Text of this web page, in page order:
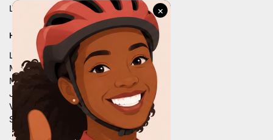
Linkedin
HORAIRE D’ÉTÉ
Lu. – 9h – 12h | 14h – 18h
Ma. – 9h – 12h | 14h – 18h
Me. – 9h – 12h | 14h – 18h
Je. – 9h – 12h | 14h – 18h
Ve. – 9h – 12h | 14h – 18h
Sa. – 9h – 12h | 13h30 – 16h